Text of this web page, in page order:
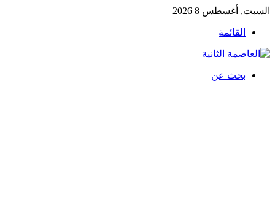
السبت, أغسطس 8 2026
القائمة
بحث عن